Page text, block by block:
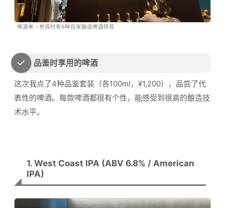
啤酒单 – 参观时有6种自家酿造啤酒阵容
品鉴时享用的啤酒
这次我点了4种品鉴套装（各100ml，¥1,200），品尝了代
表性的啤酒。每款啤酒都很有个性，能感受到很高的酿造技
术水平。
1. West Coast IPA (ABV 6.8% / American
IPA)